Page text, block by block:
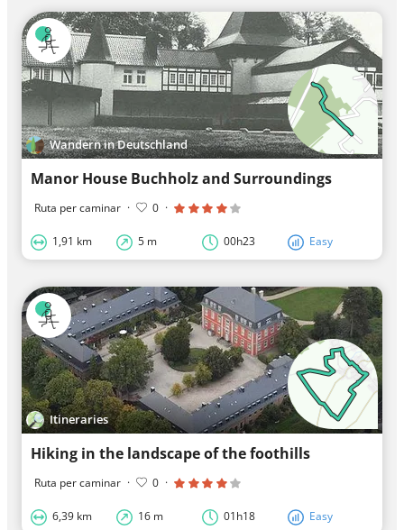
Wandern in Deutschland
Manor House Buchholz and Surroundings
Ruta per caminar · 0 ·
1,91 km 5 m 00h23 Easy
Itineraries
Hiking in the landscape of the foothills
Ruta per caminar · 0 ·
6,39 km 16 m 01h18 Easy